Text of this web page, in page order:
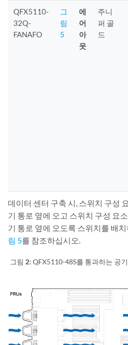
QFX5110-
32Q-
FANAFO
그
림
5
에
어
아
웃
주니
퍼 골
드
데이터 센터 구축 시, 스위치 구성
기 통로 옆에 오고 스위치 구성 요
기 통로 옆에 오도록 스위치를 배
림 5를 참조하십시오.
그림 2: QFX5110-48S를 통과하는 공